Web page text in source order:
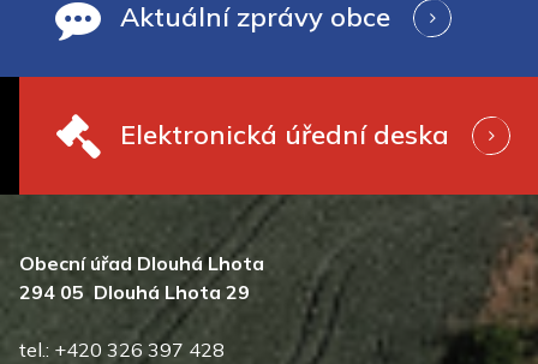
Aktuální zprávy obce
Elektronická úřední deska
Obecní úřad Dlouhá Lhota
294 05 Dlouhá Lhota 29
tel.: +420 326 397 428